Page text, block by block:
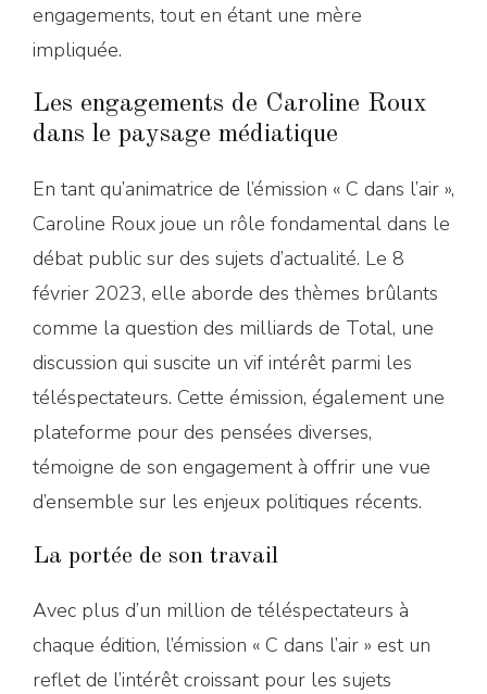
engagements, tout en étant une mère
impliquée.
Les engagements de Caroline Roux
dans le paysage médiatique
En tant qu’animatrice de l’émission « C dans l’air »,
Caroline Roux joue un rôle fondamental dans le
débat public sur des sujets d’actualité. Le 8
février 2023, elle aborde des thèmes brûlants
comme la question des milliards de Total, une
discussion qui suscite un vif intérêt parmi les
téléspectateurs. Cette émission, également une
plateforme pour des pensées diverses,
témoigne de son engagement à offrir une vue
d’ensemble sur les enjeux politiques récents.
La portée de son travail
Avec plus d’un million de téléspectateurs à
chaque édition, l’émission « C dans l’air » est un
reflet de l’intérêt croissant pour les sujets